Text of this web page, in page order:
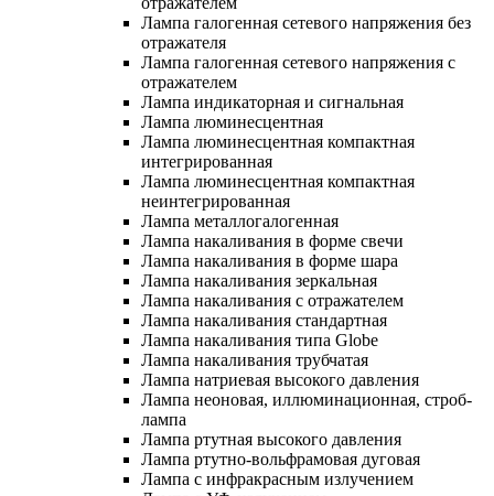
Лампа галогенная сетевого напряжения без
отражателя
Лампа галогенная сетевого напряжения с
отражателем
Лампа индикаторная и сигнальная
Лампа люминесцентная
Лампа люминесцентная компактная
интегрированная
Лампа люминесцентная компактная
неинтегрированная
Лампа металлогалогенная
Лампа накаливания в форме свечи
Лампа накаливания в форме шара
Лампа накаливания зеркальная
Лампа накаливания с отражателем
Лампа накаливания стандартная
Лампа накаливания типа Globe
Лампа накаливания трубчатая
Лампа натриевая высокого давления
Лампа неоновая, иллюминационная, строб-
лампа
Лампа ртутная высокого давления
Лампа ртутно-вольфрамовая дуговая
Лампа с инфракрасным излучением